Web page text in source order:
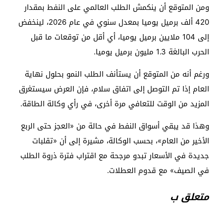
ومن المتوقع أن ينكمش الطلب العالمي على النفط بمقدار
420 ألف برميل يوميا بمعدل سنوي في عام 2026، لينخفض ​​
إلى 104 ملايين برميل يوميا، أي أقل من توقعات ما قبل
الحرب البالغة 1.3 مليون برميل يوميا.
ورغم أنه من المتوقع أن يستأنف الطلب النمو بحلول نهاية
العام إذا تم التوصل إلى اتفاق سلام، فإن العرض سيستغرق
المزيد من الوقت للتعافي مرة أخرى، في رأي وكالة الطاقة.
وهذا قد يبقي أسواق النفط في حالة من «العجز حتى الربع
الأخير من العام»، بحسب الوكالة، مشيرة إلى أن «تقلبات
جديدة في الأسعار تبدو مرجحة مع اقتراب فترة ذروة الطلب
في الصيف» مع قدوم العطلات.
متعلق ب